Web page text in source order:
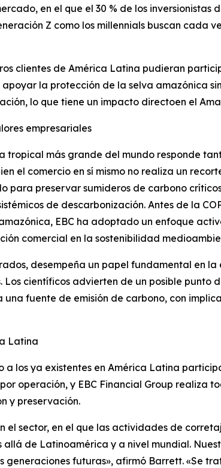
en el que el 30 % de los inversionistas
Z como los millennials buscan cada
clientes de América Latina pudieran
la protección de la selva amazónica
lo que tiene un impacto directoen el
empresariales
tropical más grande del mundo responde
el comercio en sí mismo no realiza un
para preservar sumideros de carbono
de descarbonización. Antes de la
EBC ha adoptado un enfoque
comercial en la sostenibilidad
desempeña un papel fundamental en
científicos advierten de un posible punto
fuente de emisión de carbono, con
Latina
los ya existentes en América Latina
operación, y EBC Financial Group realiza
y preservación.
el sector, en el que las actividades de
de Latinoamérica y a nivel mundial.
futuras», afirmó Barrett. «Se